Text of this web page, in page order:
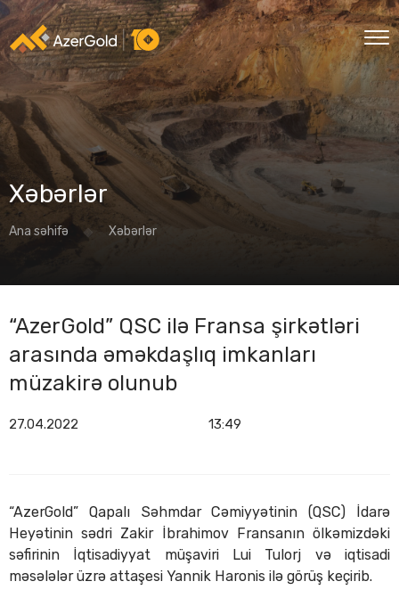
Xəbərlər
Ana səhifə Xəbərlər
“AzerGold” QSC ilə Fransa şirkətləri
arasında əməkdaşlıq imkanları
müzakirə olunub
27.04.2022 13:49
“AzerGold” Qapalı Səhmdar Cəmiyyətinin (QSC) İdarə
Heyətinin sədri Zakir İbrahimov Fransanın ölkəmizdəki
səfirinin İqtisadiyyat müşaviri Lui Tulorj və iqtisadi
məsələlər üzrə attaşesi Yannik Haronis ilə görüş keçirib.